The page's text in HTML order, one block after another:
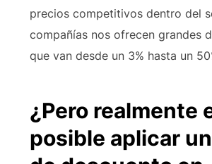
precios competitivos dentro del
compañías nos ofrecen grandes
que van desde un 3% hasta un
¿Pero realmente
posible aplicar